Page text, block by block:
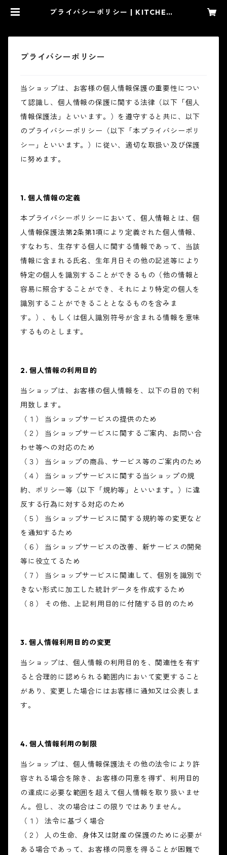
プライバシーポリシー | KITCHEN8
プライバシーポリシー
当ショップは、お客様の個人情報保護の重要性につい
て認識し、個人情報の保護に関する法律（以下「個人
情報保護法」といいます。）を遵守すると共に、以下
のプライバシーポリシー（以下「本プライバシーポリ
シー」といいます。）に従い、適切な取扱い及び保護
に努めます。
1. 個人情報の定義
本プライバシーポリシーにおいて、個人情報とは、個
人情報保護法第2条第1項により定義された個人情報、
すなわち、生存する個人に関する情報であって、当該
情報に含まれる氏名、生年月日その他の記述等により
特定の個人を識別することができるもの（他の情報と
容易に照合することができ、それにより特定の個人を
識別することができることとなるものを含みま
す。）、もしくは個人識別符号が含まれる情報を意味
するものとします。
2. 個人情報の利用目的
当ショップは、お客様の個人情報を、以下の目的で利
用致します。
（１） 当ショップサービスの提供のため
（２） 当ショップサービスに関するご案内、お問い合
わせ等への対応のため
（３） 当ショップの商品、サービス等のご案内のため
（４） 当ショップサービスに関する当ショップの規
約、ポリシー等（以下「規約等」といいます。）に違
反する行為に対する対応のため
（５） 当ショップサービスに関する規約等の変更など
を通知するため
（６） 当ショップサービスの改善、新サービスの開発
等に役立てるため
（７） 当ショップサービスに関連して、個別を識別で
きない形式に加工した統計データを作成するため
（８） その他、上記利用目的に付随する目的のため
3. 個人情報利用目的の変更
当ショップは、個人情報の利用目的を、関連性を有す
ると合理的に認められる範囲内において変更すること
があり、変更した場合にはお客様に通知又は公表しま
す。
4. 個人情報利用の制限
当ショップは、個人情報保護法その他の法令により許
容される場合を除き、お客様の同意を得ず、利用目的
の達成に必要な範囲を超えて個人情報を取り扱いませ
ん。但し、次の場合はこの限りではありません。
（１） 法令に基づく場合
（２） 人の生命、身体又は財産の保護のために必要が
ある場合であって、お客様の同意を得ることが困難で